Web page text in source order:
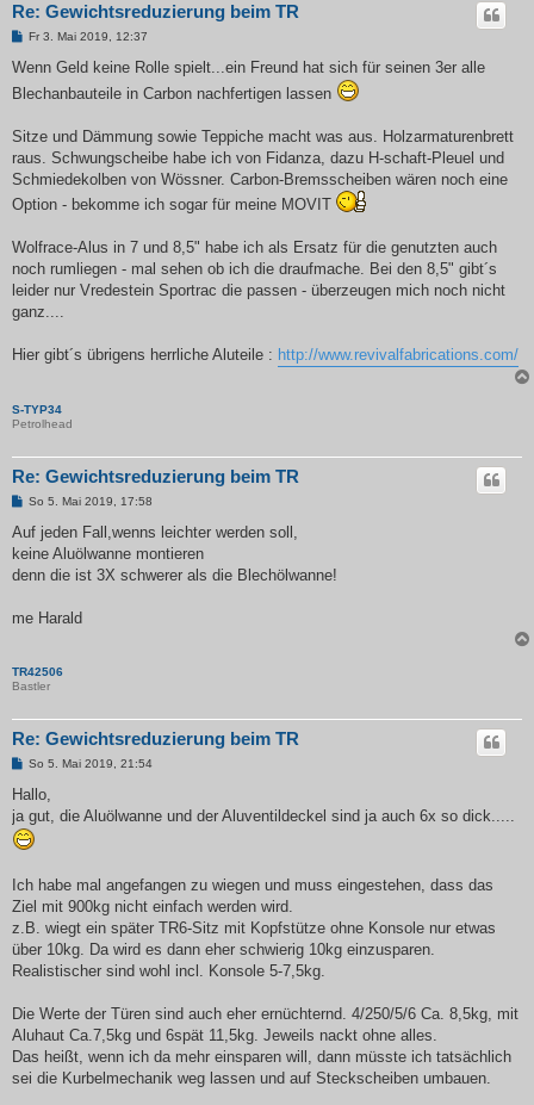
Re: Gewichtsreduzierung beim TR
B
i
r
Fr 3. Mai 2019, 12:37
Wenn Geld keine Rolle spielt...ein Freund hat sich für seinen 3er alle
Blechanbauteile in Carbon nachfertigen lassen
Sitze und Dämmung sowie Teppiche macht was aus. Holzarmaturenbrett
raus. Schwungscheibe habe ich von Fidanza, dazu H-schaft-Pleuel und
Schmiedekolben von Wössner. Carbon-Bremsscheiben wären noch eine
Option - bekomme ich sogar für meine MOVIT
Wolfrace-Alus in 7 und 8,5" habe ich als Ersatz für die genutzten auch
noch rumliegen - mal sehen ob ich die draufmache. Bei den 8,5" gibt´s
leider nur Vredestein Sportrac die passen - überzeugen mich noch nicht
ganz....
Hier gibt´s übrigens herrliche Aluteile : http://www.revivalfabrications.com/
S-TYP34
Petrolhead
Re: Gewichtsreduzierung beim TR
B
i
r
a
So 5. Mai 2019, 17:58
Auf jeden Fall,wenns leichter werden soll,
keine Aluölwanne montieren
denn die ist 3X schwerer als die Blechölwanne!
me Harald
TR42506
Bastler
Re: Gewichtsreduzierung beim TR
B
i
r
a
g
So 5. Mai 2019, 21:54
Hallo,
ja gut, die Aluölwanne und der Aluventildeckel sind ja auch 6x so dick.....
Ich habe mal angefangen zu wiegen und muss eingestehen, dass das
Ziel mit 900kg nicht einfach werden wird.
z.B. wiegt ein später TR6-Sitz mit Kopfstütze ohne Konsole nur etwas
über 10kg. Da wird es dann eher schwierig 10kg einzusparen.
Realistischer sind wohl incl. Konsole 5-7,5kg.
Die Werte der Türen sind auch eher ernüchternd. 4/250/5/6 Ca. 8,5kg, mit
Aluhaut Ca.7,5kg und 6spät 11,5kg. Jeweils nackt ohne alles.
Das heißt, wenn ich da mehr einsparen will, dann müsste ich tatsächlich
sei die Kurbelmechanik weg lassen und auf Steckscheiben umbauen.